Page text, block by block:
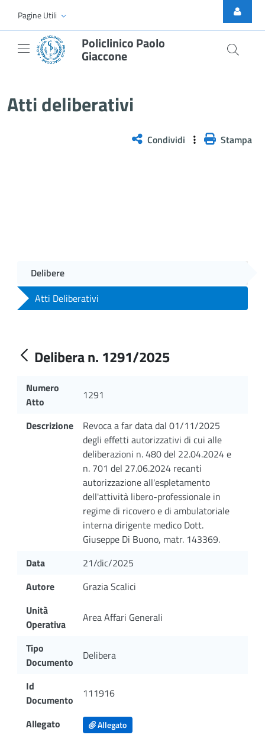
Skip to Main Content
Pagine Utili
Policlinico Paolo
Giaccone
Atti deliberativi
Condividi Stampa
Delibere
Atti Deliberativi
Delibera n. 1291/2025
Numero
Atto
1291
Descrizione
Revoca a far data dal 01/11/2025
degli effetti autorizzativi di cui alle
deliberazioni n. 480 del 22.04.2024 e
n. 701 del 27.06.2024 recanti
autorizzazione all'espletamento
dell'attività libero-professionale in
regime di ricovero e di ambulatoriale
interna dirigente medico Dott.
Giuseppe Di Buono, matr. 143369.
Data
21/dic/2025
Autore
Grazia Scalici
Unità
Operativa
Area Affari Generali
Tipo
Documento
Delibera
Id
Documento
111916
Allegato Allegato